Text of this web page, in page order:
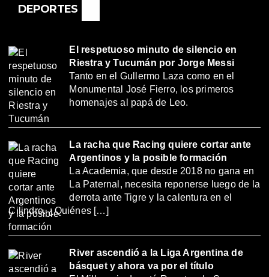
DEPORTES
El respetuoso minuto de silencio en
Riestra y Tucumán por Jorge Messi
Tanto en el Gullermo Laza como en el
Monumental José Fierro, los primeros
homenajes al papá de Leo.
La racha que Racing quiere cortar ante
Argentinos y la posible formación
La Academia, que desde 2018 no gana en
La Paternal, necesita reponerse luego de la
derrota ante Tigre y la calentura en el
Cilindro. ¿Quiénes […]
River ascendió a la Liga Argentina de
básquet y ahora va por el título